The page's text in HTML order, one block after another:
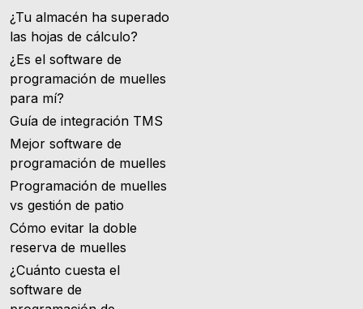
¿Tu almacén ha superado
las hojas de cálculo?
¿Es el software de
programación de muelles
para mí?
Guía de integración TMS
Mejor software de
programación de muelles
Programación de muelles
vs gestión de patio
Cómo evitar la doble
reserva de muelles
¿Cuánto cuesta el
software de